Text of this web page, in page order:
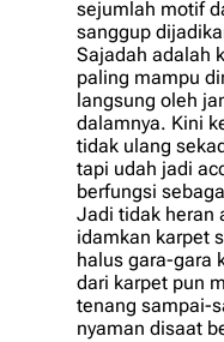
sejumlah motif
sanggup
Sajadah adalah
paling mampu
langsung oleh
dalamnya. Kini
tidak ulang
tapi udah jadi
berfungsi
Jadi tidak heran
idamkan karpet
halus gara-gara
dari karpet pun
tenang sampai-
nyaman disaat